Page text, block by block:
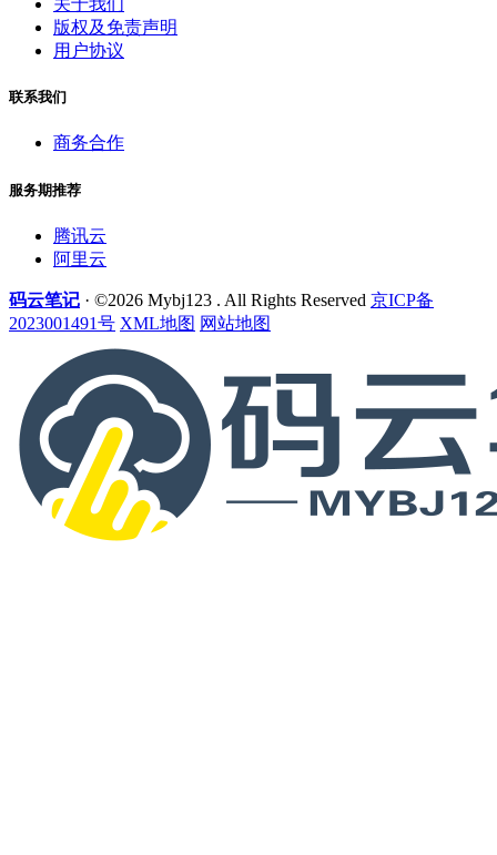
关于我们
版权及免责声明
用户协议
联系我们
商务合作
服务期推荐
腾讯云
阿里云
码云笔记 · ©2026 Mybj123 . All Rights Reserved 京ICP备
2023001491号 XML地图 网站地图